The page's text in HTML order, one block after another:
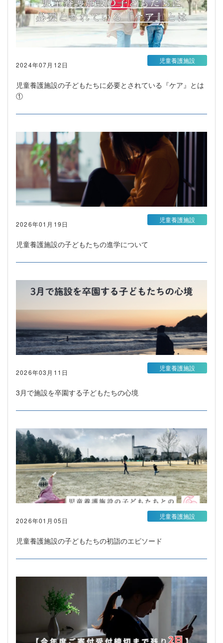
2024年07月12日
児童養護施設の子どもたちに必要とされている『ケア』とは
①
児童養護施設
2026年01月19日
児童養護施設の子どもたちの進学について
児童養護施設
2026年03月11日
3月で施設を卒園する子どもたちの心境
児童養護施設
2026年01月05日
児童養護施設の子どもたちの初詣のエピソード
児童養護施設